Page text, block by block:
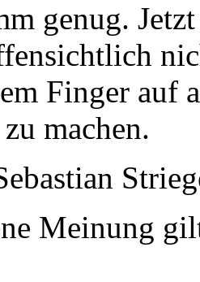
genug.
Finger auf
machen.
Meinung